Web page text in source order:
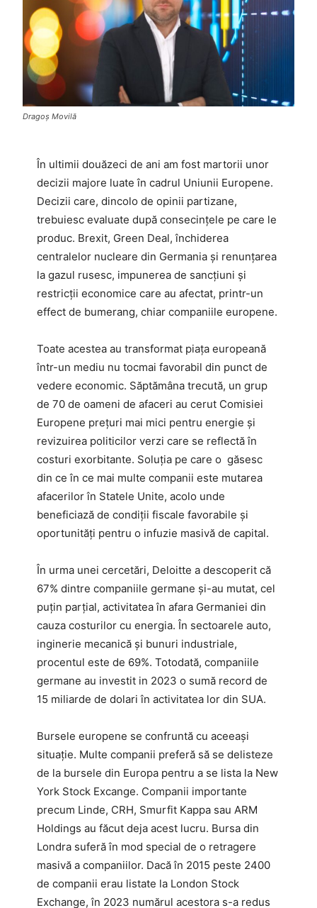
Dragoș Movilă
În ultimii douăzeci de ani am fost martorii unor
decizii majore luate în cadrul Uniunii Europene.
Decizii care, dincolo de opinii partizane,
trebuiesc evaluate după consecințele pe care le
produc. Brexit, Green Deal, închiderea
centralelor nucleare din Germania și renunțarea
la gazul rusesc, impunerea de sancțiuni și
restricții economice care au afectat, printr-un
effect de bumerang, chiar companiile europene.
Toate acestea au transformat piața europeană
într-un mediu nu tocmai favorabil din punct de
vedere economic. Săptămâna trecută, un grup
de 70 de oameni de afaceri au cerut Comisiei
Europene prețuri mai mici pentru energie și
revizuirea politicilor verzi care se reflectă în
costuri exorbitante. Soluția pe care o găsesc
din ce în ce mai multe companii este mutarea
afacerilor în Statele Unite, acolo unde
beneficiază de condiții fiscale favorabile și
oportunități pentru o infuzie masivă de capital.
În urma unei cercetări, Deloitte a descoperit că
67% dintre companiile germane și-au mutat, cel
puțin parțial, activitatea în afara Germaniei din
cauza costurilor cu energia. În sectoarele auto,
inginerie mecanică și bunuri industriale,
procentul este de 69%. Totodată, companiile
germane au investit in 2023 o sumă record de
15 miliarde de dolari în activitatea lor din SUA.
Bursele europene se confruntă cu aceeași
situație. Multe companii preferă să se delisteze
de la bursele din Europa pentru a se lista la New
York Stock Excange. Companii importante
precum Linde, CRH, Smurfit Kappa sau ARM
Holdings au făcut deja acest lucru. Bursa din
Londra suferă în mod special de o retragere
masivă a companiilor. Dacă în 2015 peste 2400
de companii erau listate la London Stock
Exchange, în 2023 numărul acestora s-a redus